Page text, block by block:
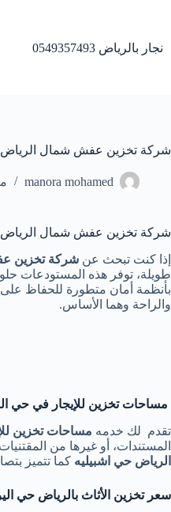
نجار بالرياض 0549357493
شركة تخزين عفش شمال الرياض 0531357760
manora mohamed
شركة تخزين عفش شمال الرياض
إذا كنت تبحث عن شركة تخزين
طويلة، توفر هذه المستودعات
بأنظمة أمان متطورة للحفاظ
والراحة وهما الأساس.
مساحات تخزين للإيجار في حي
تقدم لك خدمه مساحات تخزين
المستندات، أو غيرها من المقتنيات
الرياض حي اشبيليه كما تتميز
سعر تخزين الأثاث بالرياض حي